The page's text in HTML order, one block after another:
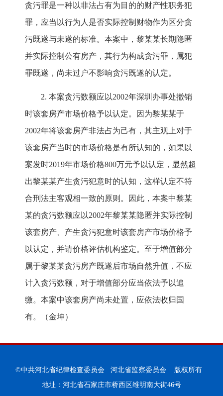
贪污罪是一种以非法占有为目的的财产性职务犯
罪，应当以行为人是否实际控制财物作为区分贪
污既遂与未遂的标准。本案中，黎某某长期隐匿
并实际控制公有房产，其行为构成贪污罪，属犯
罪既遂，尚未过户不影响贪污既遂的认定。
2. 本案贪污数额应以2002年深圳办事处撤销
时该套房产市场价格予以认定。因为黎某某于
2002年将该套房产非法占为己有，其主观上对于
该套房产当时的市场价格是有所认知的，如果以
案发时2019年市场价格800万元予以认定，显然超
出黎某某产生贪污犯意时的认知，这样认定不符
合刑法主客观相一致的原则。因此，本案中黎某
某的贪污数额应以2002年黎某某隐匿并实际控制
该套房产、产生贪污犯意时该套房产市场价格予
以认定，并请价格评估机构鉴定。至于增值部分
属于黎某某贪污房产既遂后市场自然升值，不应
计入贪污数额，对于增值部分应当依法予以追
缴。本案中该套房产尚未处置，应依法收归国
有。（金坤）
©中共河北省纪律检查委员会 河北省监察委员会 版权所有
地址：河北省石家庄市桥西区维明南大街46号